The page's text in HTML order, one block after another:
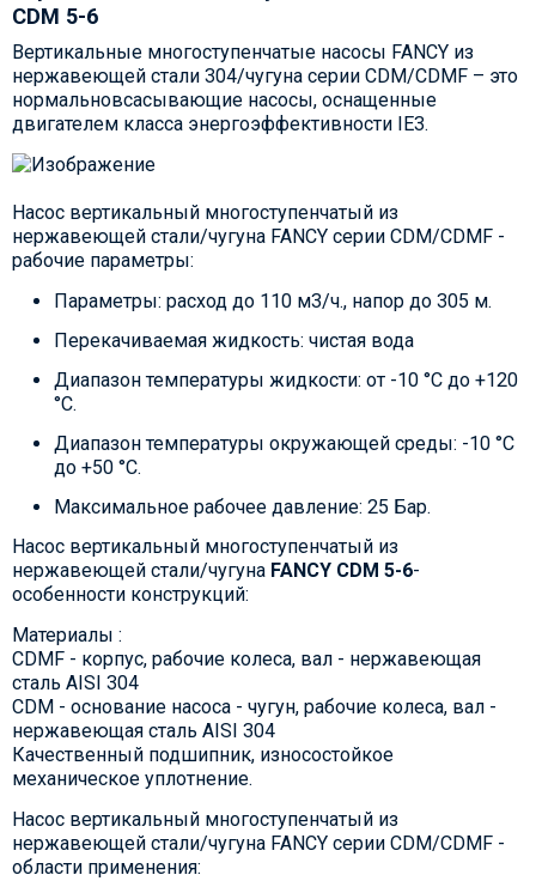
CDM 5-6
Вертикальные многоступенчатые насосы FANCY из
нержавеющей стали 304/чугуна серии CDM/CDMF – это
нормальновсасывающие насосы, оснащенные
двигателем класса энергоэффективности IE3.
Насос вертикальный многоступенчатый из
нержавеющей стали/чугуна FANCY серии CDM/CDMF -
рабочие параметры:
Параметры: расход до 110 м3/ч., напор до 305 м.
Перекачиваемая жидкость: чистая вода
Диапазон температуры жидкости: от -10 °C до +120
°C.
Диапазон температуры окружающей среды: -10 °C
до +50 °C.
Максимальное рабочее давление: 25 Бар.
Насос вертикальный многоступенчатый из
нержавеющей стали/чугуна FANCY CDM 5-6-
особенности конструкций:
Материалы :
CDMF - корпус, рабочие колеса, вал - нержавеющая
сталь AISI 304
CDM - основание насоса - чугун, рабочие колеса, вал -
нержавеющая сталь AISI 304
Качественный подшипник, износостойкое
механическое уплотнение.
Насос вертикальный многоступенчатый из
нержавеющей стали/чугуна FANCY серии CDM/CDMF -
области применения: